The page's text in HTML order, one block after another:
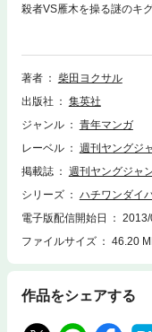
殺者VS雁木を操る謎のキ
はまさかの二人に!? 指す
著者
柴田ヨクサル
出版社
集英社
ジャンル
青年マンガ
レーベル
週刊ヤングジ
掲載誌
週刊ヤングジャ
シリーズ
ハチワンダイ
電子版配信開始日
ファイルサイズ
46.20
作品をシェアする